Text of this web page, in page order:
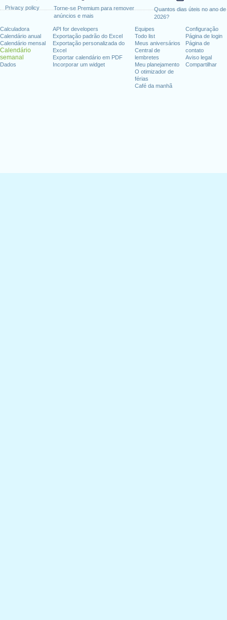
Privacy policy
Torne-se Premium para remover
anúncios e mais
Quantos dias úteis no ano de
2026?
Calculadora
Calendário anual
Calendário mensal
Calendário
semanal
Dados
API for developers
Exportação padrão do Excel
Exportação personalizada do
Excel
Exportar calendário em PDF
Incorporar um widget
Equipes
Todo list
Meus aniversários
Central de
lembretes
Meu planejamento
O otimizador de
férias
Café da manhã
Configuração
Página de login
Página de
contato
Aviso legal
Compartilhar